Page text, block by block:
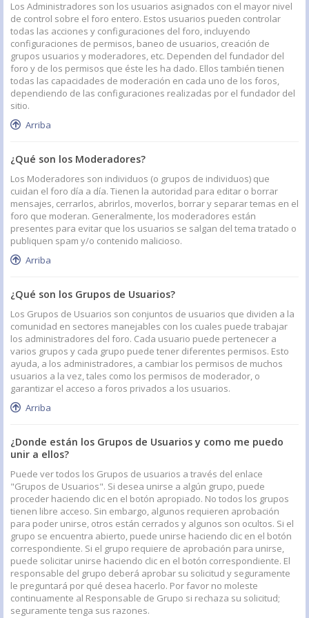
Los Administradores son los usuarios asignados con el mayor nivel
de control sobre el foro entero. Estos usuarios pueden controlar
todas las acciones y configuraciones del foro, incluyendo
configuraciones de permisos, baneo de usuarios, creación de
grupos usuarios y moderadores, etc. Dependen del fundador del
foro y de los permisos que éste les ha dado. Ellos también tienen
todas las capacidades de moderación en cada uno de los foros,
dependiendo de las configuraciones realizadas por el fundador del
sitio.
Arriba
¿Qué son los Moderadores?
Los Moderadores son individuos (o grupos de individuos) que
cuidan el foro día a día. Tienen la autoridad para editar o borrar
mensajes, cerrarlos, abrirlos, moverlos, borrar y separar temas en el
foro que moderan. Generalmente, los moderadores están
presentes para evitar que los usuarios se salgan del tema tratado o
publiquen spam y/o contenido malicioso.
Arriba
¿Qué son los Grupos de Usuarios?
Los Grupos de Usuarios son conjuntos de usuarios que dividen a la
comunidad en sectores manejables con los cuales puede trabajar
los administradores del foro. Cada usuario puede pertenecer a
varios grupos y cada grupo puede tener diferentes permisos. Esto
ayuda, a los administradores, a cambiar los permisos de muchos
usuarios a la vez, tales como los permisos de moderador, o
garantizar el acceso a foros privados a los usuarios.
Arriba
¿Donde están los Grupos de Usuarios y como me puedo
unir a ellos?
Puede ver todos los Grupos de usuarios a través del enlace
"Grupos de Usuarios". Si desea unirse a algún grupo, puede
proceder haciendo clic en el botón apropiado. No todos los grupos
tienen libre acceso. Sin embargo, algunos requieren aprobación
para poder unirse, otros están cerrados y algunos son ocultos. Si el
grupo se encuentra abierto, puede unirse haciendo clic en el botón
correspondiente. Si el grupo requiere de aprobación para unirse,
puede solicitar unirse haciendo clic en el botón correspondiente. El
responsable del grupo deberá aprobar su solicitud y seguramente
le preguntará por qué desea hacerlo. Por favor no moleste
continuamente al Responsable de Grupo si rechaza su solicitud;
seguramente tenga sus razones.